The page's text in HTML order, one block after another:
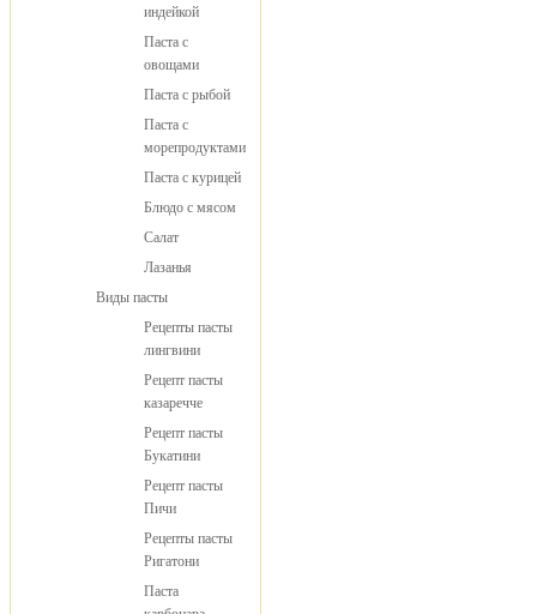
индейкой
Паста с
овощами
Паста с рыбой
Паста с
морепродуктами
Паста с курицей
Блюдо с мясом
Салат
Лазанья
Виды пасты
Рецепты пасты
лингвини
Рецепт пасты
казаречче
Рецепт пасты
Букатини
Рецепт пасты
Пичи
Рецепты пасты
Ригатони
Паста